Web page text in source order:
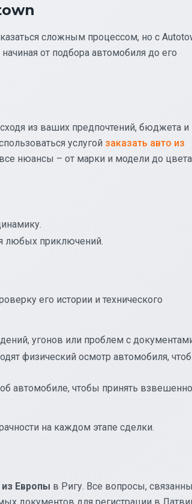
сложным процессом, но с
от подбора автомобиля до его
из ваших предпочтений, бюджета и
услугой заказать авто из
нюансы – от марки и модели до
любых приключений.
его истории и технического
угонов или проблем с
физический осмотр автомобиля,
автомобиле, чтобы принять
на каждом этапе сделки.
из Европы в Ригу. Все вопросы,